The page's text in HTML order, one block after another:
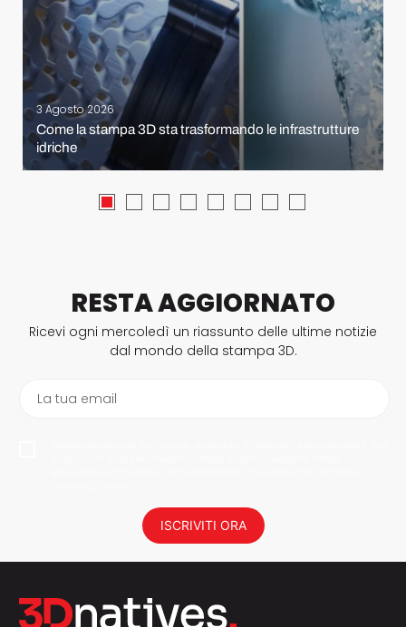
3 Agosto 2026
Come la stampa 3D sta trasformando le infrastrutture
idriche
RESTA AGGIORNATO
Ricevi ogni mercoledì un riassunto delle ultime notizie
dal mondo della stampa 3D.
La tua email
ISCRIVITI ORA